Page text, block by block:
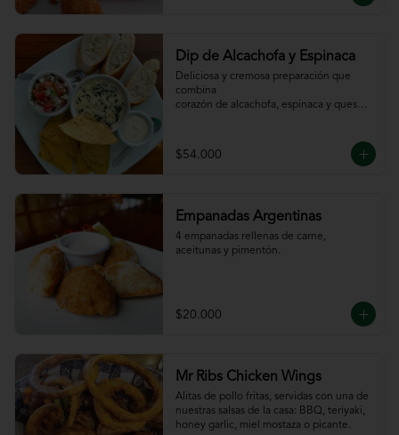
Dip de Alcachofa y Espinaca
Deliciosa y cremosa preparación que
combina
corazón de alcachofa, espinaca y queso,
pan
de la casa
$54.000
Empanadas Argentinas
4 empanadas rellenas de carne,
aceitunas y pimentón.
$20.000
Mr Ribs Chicken Wings
Alitas de pollo fritas, servidas con una de
nuestras salsas de la casa: BBQ, teriyaki,
honey garlic, miel mostaza o picante.